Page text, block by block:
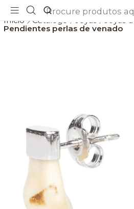
Início Catálogo
Joyas
Pendientes perlas de venado